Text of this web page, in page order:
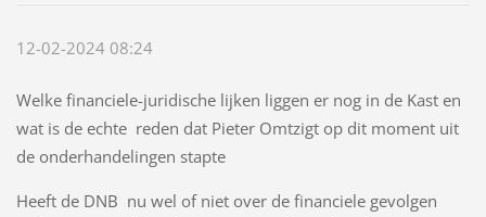
12-02-2024 08:24
Welke financiele-juridische lijken liggen er nog in de Kast en
wat is de echte reden dat Pieter Omtzigt op dit moment uit
de onderhandelingen stapte
Heeft de DNB nu wel of niet over de financiele gevolgen